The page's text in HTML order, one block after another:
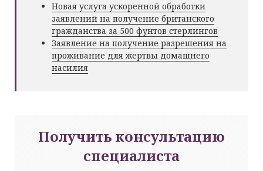
Новая услуга ускоренной обработки
заявлений на получение британского
гражданства за 500 фунтов стерлингов
Заявление на получение разрешения на
проживание для жертвы домашнего
насилия
Получить консультацию
специалиста